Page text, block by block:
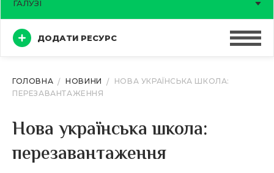
ДОДАТИ РЕСУРС
ГАЛУЗІ
ГОЛОВНА НОВИНИ
НОВА УКРАЇНСЬКА ШКОЛА:
ПЕРЕЗАВАНТАЖЕННЯ
Нова українська школа:
перезавантаження